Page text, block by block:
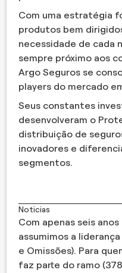
Com uma estratégia
produtos bem
necessidade de cada
sempre próximo aos
Argo Seguros se
players do mercado
Seus constantes
desenvolveram o
distribuição de
inovadores e
segmentos.
Noticias
Com apenas seis
assumimos a
e Omissões). Para
faz parte do ramo